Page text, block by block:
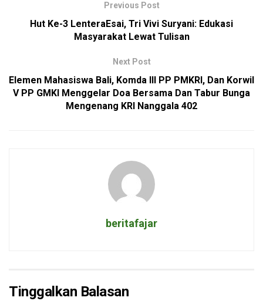
Previous Post
Hut Ke-3 LenteraEsai, Tri Vivi Suryani: Edukasi
Masyarakat Lewat Tulisan
Next Post
Elemen Mahasiswa Bali, Komda III PP PMKRI, Dan Korwil
V PP GMKI Menggelar Doa Bersama Dan Tabur Bunga
Mengenang KRI Nanggala 402
beritafajar
Tinggalkan Balasan